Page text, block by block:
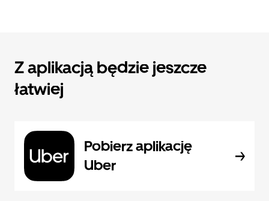
Z aplikacją będzie jeszcze
łatwiej
Pobierz aplikację
Uber